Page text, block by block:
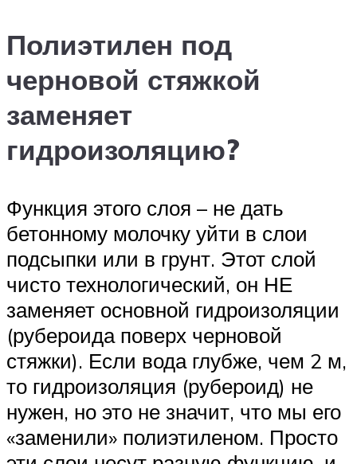
Полиэтилен под
черновой стяжкой
заменяет
гидроизоляцию?
Функция этого слоя – не дать
бетонному молочку уйти в слои
подсыпки или в грунт. Этот слой
чисто технологический, он НЕ
заменяет основной гидроизоляции
(рубероида поверх черновой
стяжки). Если вода глубже, чем 2 м,
то гидроизоляция (рубероид) не
нужен, но это не значит, что мы его
«заменили» полиэтиленом. Просто